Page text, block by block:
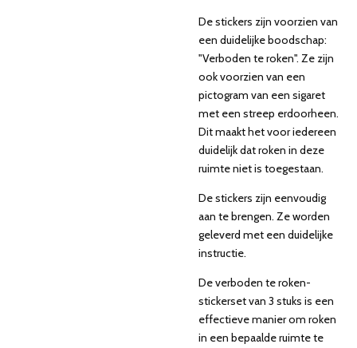
De stickers zijn voorzien van
een duidelijke boodschap:
"Verboden te roken". Ze zijn
ook voorzien van een
pictogram van een sigaret
met een streep erdoorheen.
Dit maakt het voor iedereen
duidelijk dat roken in deze
ruimte niet is toegestaan.
De stickers zijn eenvoudig
aan te brengen. Ze worden
geleverd met een duidelijke
instructie.
De verboden te roken-
stickerset van 3 stuks is een
effectieve manier om roken
in een bepaalde ruimte te